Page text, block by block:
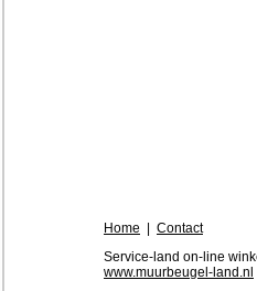
Home
Contact
Service-land on-line
www.muurbeugel-land.nl